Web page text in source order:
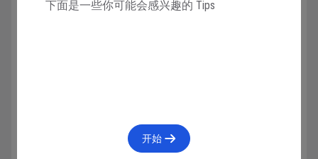
下面是一些你可能会感兴趣的 Tips
开始